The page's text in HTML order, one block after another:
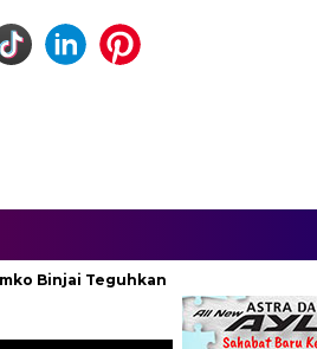
Komitmen Kebangsaan.